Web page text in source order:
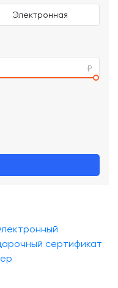
Электронная